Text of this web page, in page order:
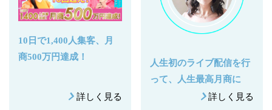
10日で1,400人集客、月
商500万円達成！
詳しく見る
人生初のライブ配信を行
って、人生最高月商に
詳しく見る